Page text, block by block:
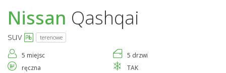
Nissan Qashqai
suv terenowe
5 miejsc
5 drzwi
ręczna
TAK